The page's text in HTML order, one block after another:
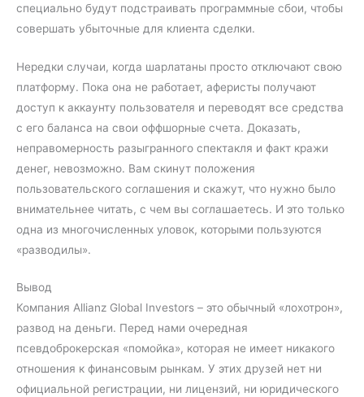
специально будут подстраивать программные сбои, чтобы
совершать убыточные для клиента сделки.
Нередки случаи, когда шарлатаны просто отключают свою
платформу. Пока она не работает, аферисты получают
доступ к аккаунту пользователя и переводят все средства
с его баланса на свои оффшорные счета. Доказать,
неправомерность разыгранного спектакля и факт кражи
денег, невозможно. Вам скинут положения
пользовательского соглашения и скажут, что нужно было
внимательнее читать, с чем вы соглашаетесь. И это только
одна из многочисленных уловок, которыми пользуются
«разводилы».
Вывод
Компания Allianz Global Investors – это обычный «лохотрон»,
развод на деньги. Перед нами очередная
псевдоброкерская «помойка», которая не имеет никакого
отношения к финансовым рынкам. У этих друзей нет ни
официальной регистрации, ни лицензий, ни юридического